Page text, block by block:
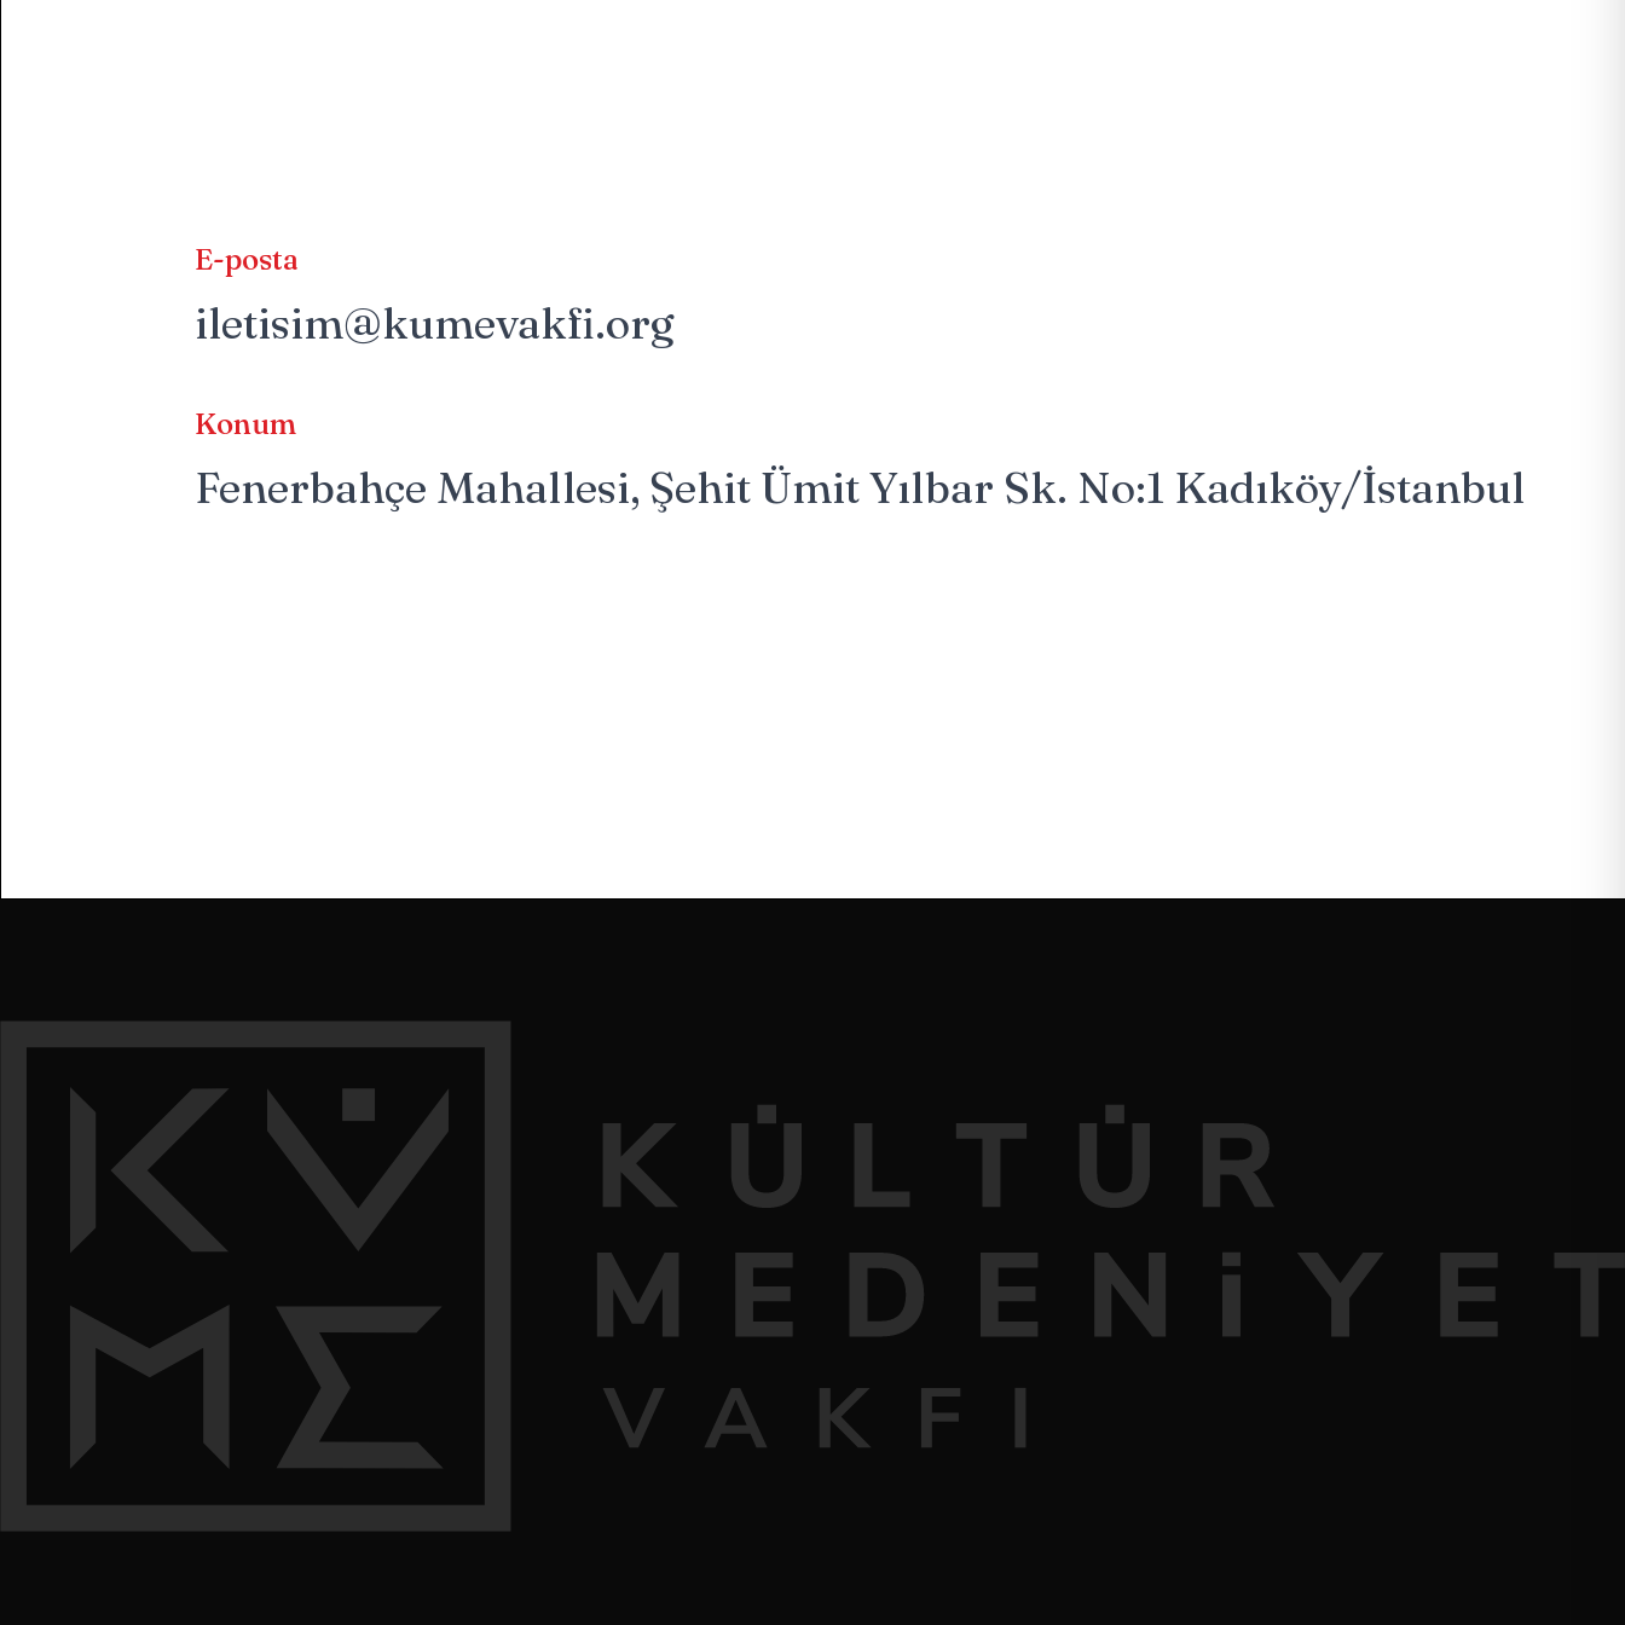
E-posta
iletisim@kumevakfi.org
Konum
Fenerbahçe Mahallesi, Şehit Ümit Yılbar Sk. No:1 Kadıköy/İstanbul